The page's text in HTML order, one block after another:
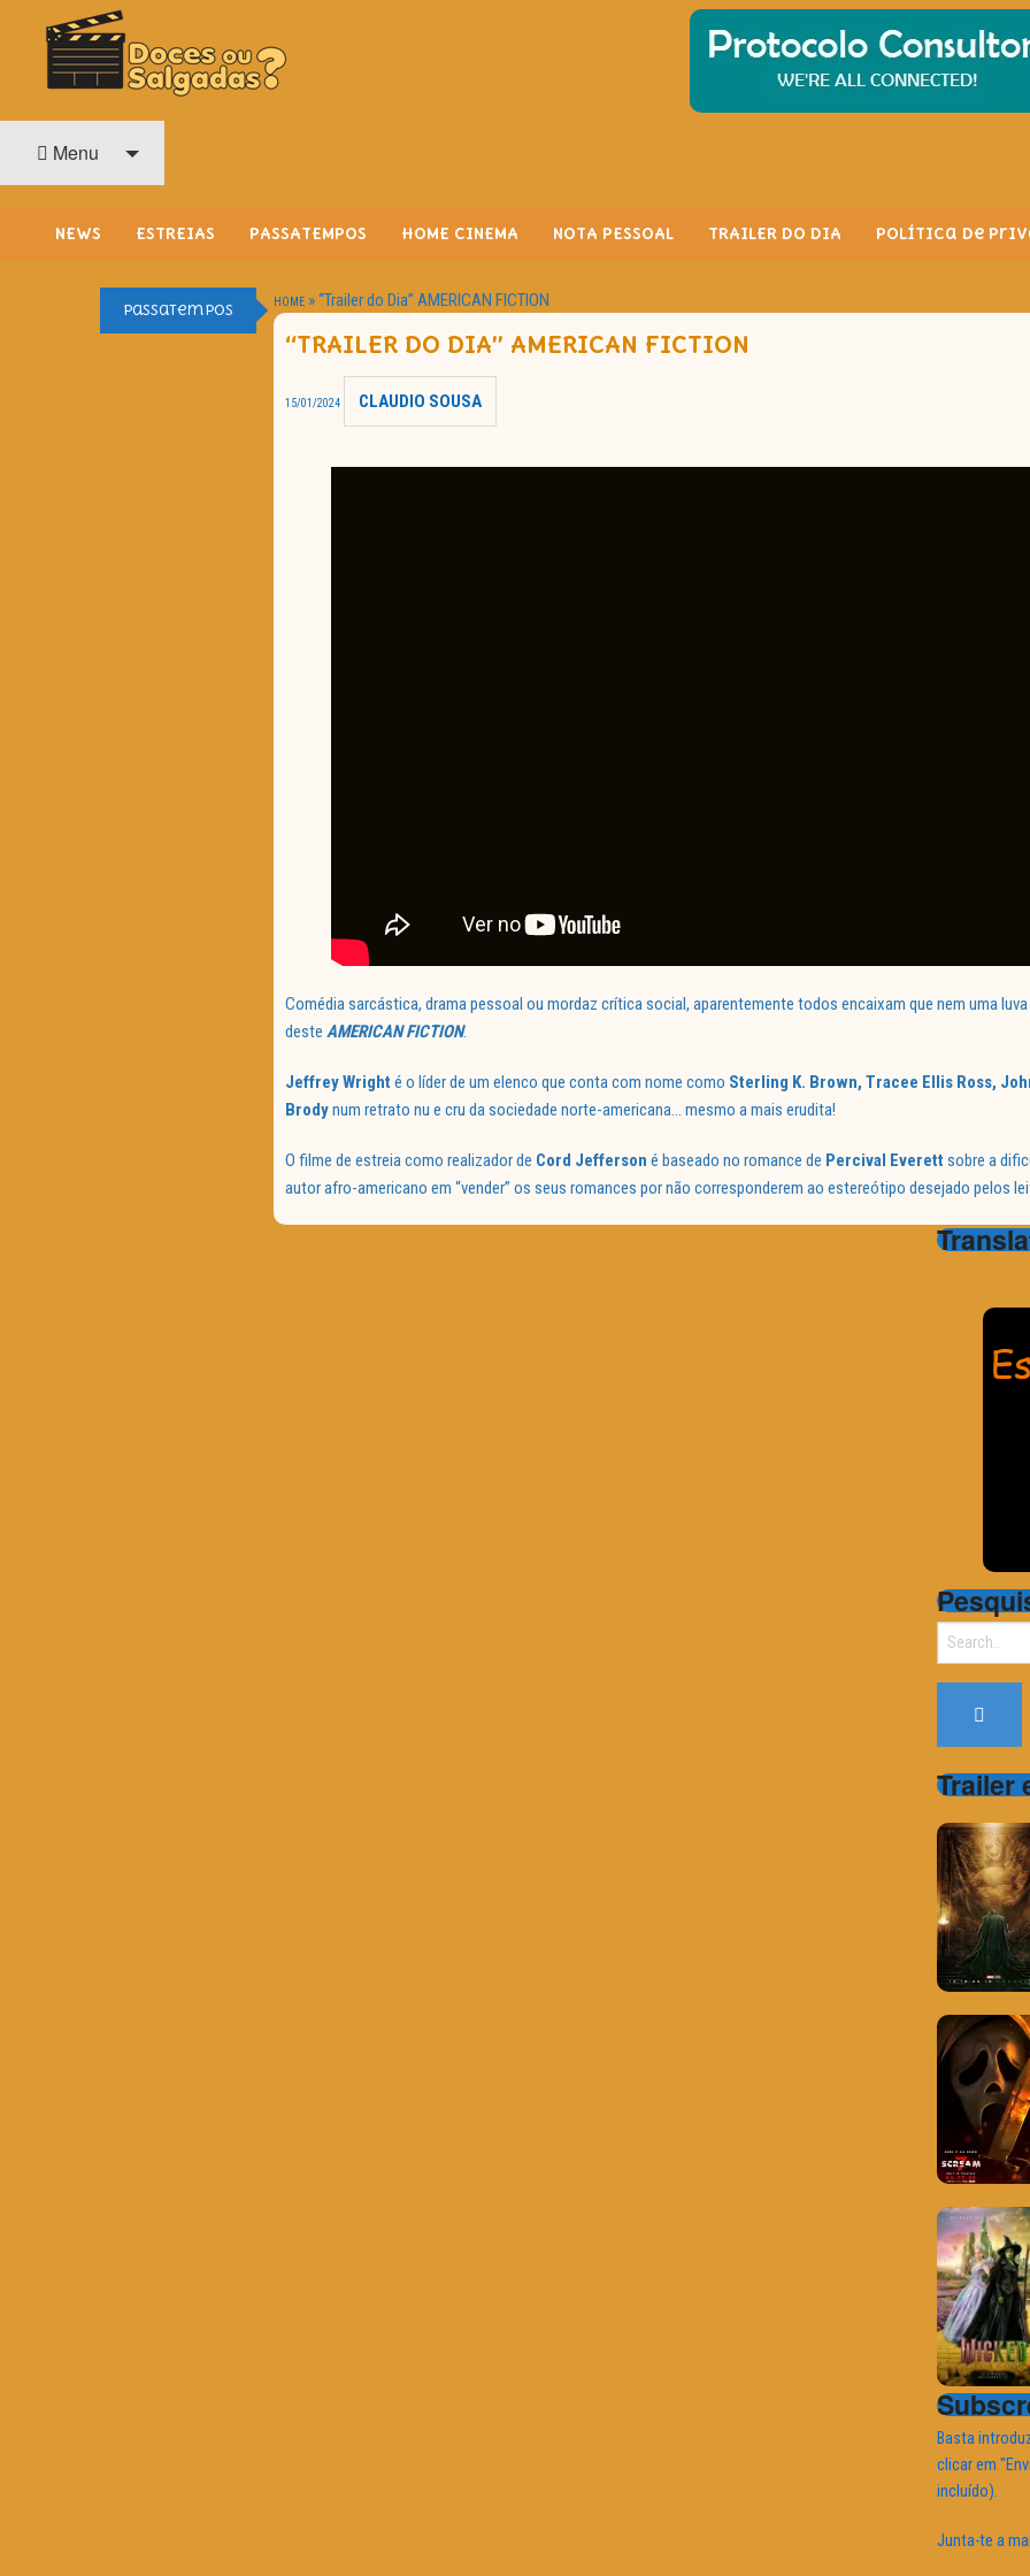
O Cinema? Uma Paixão!!
Menu
NEWS ESTREIAS PASSATEMPOS HOME CINEMA NOTA PESSOAL TRAILER DO DIA Política de
Passatempos HOME »“Trailer do Dia” AMERICAN FICTION
“TRAILER DO DIA” AMERICAN FICTION
15/01/2024 CLAUDIO SOUSA
Comédia sarcástica, drama pessoal ou mordaz crítica social, aparentemente todos encaixam que nem uma
deste AMERICAN FICTION.
Jeffrey Wrighté o líder de um elenco que conta com nome como Sterling K. Brown, Tracee Ellis Ross,
Brodynum retrato nu e cru da sociedade norte-americana… mesmo a mais erudita!
O filme de estreia como realizador de Cord Jefferson é baseado no romance de Percival Everettsobre a
autor afro-americano em “vender” os seus romances por não corresponderem ao estereótipo desejado pelos
Search
Trailer
Basta
clicar em
incluído).
Junta-te a